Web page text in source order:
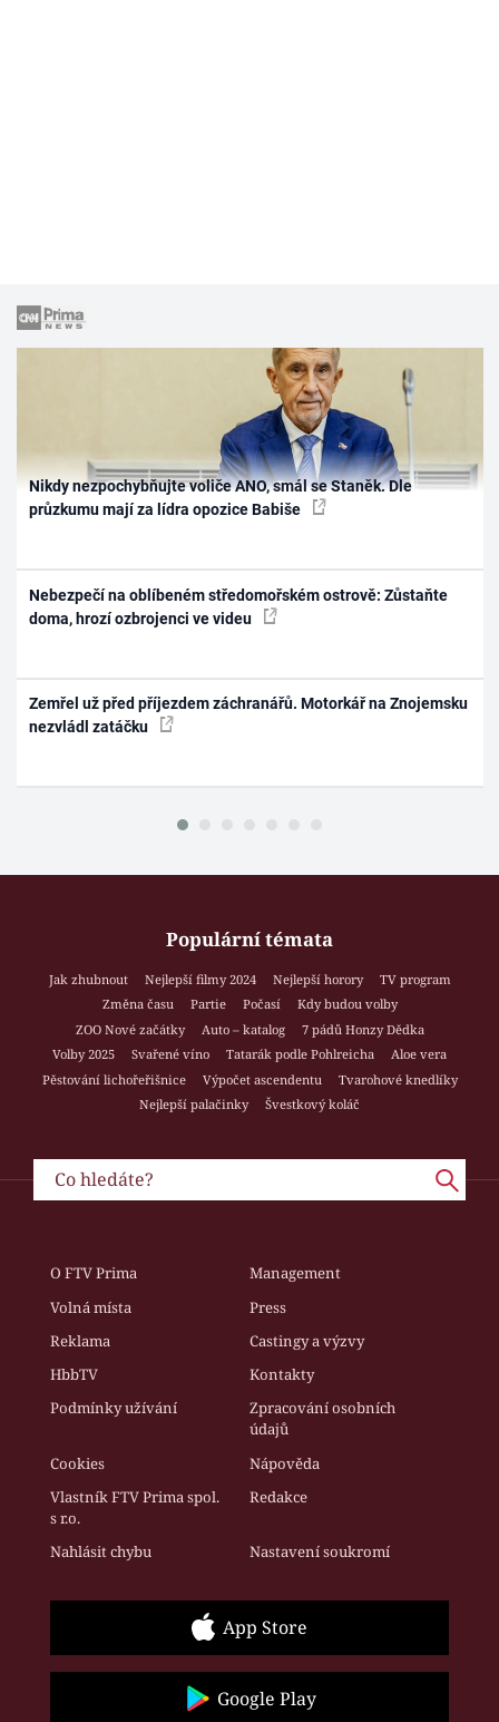
Nikdy nezpochybňujte voliče ANO, smál se Staněk. Dle
průzkumu mají za lídra opozice Babiše
Nebezpečí na oblíbeném středomořském ostrově: Zůstaňte
doma, hrozí ozbrojenci ve videu
Zemřel už před příjezdem záchranářů. Motorkář na Znojemsku
nezvládl zatáčku
Populární témata
Jak zhubnout Nejlepší filmy 2024 Nejlepší horory
TV program
Změna času
Partie Počasí
Kdy budou volby
ZOO Nové začátky
Auto – katalog
7 pádů Honzy Dědka
Volby 2025
Svařené víno Tatarák podle Pohlreicha
Aloe vera
Pěstování lichořeřišnice
Výpočet ascendentu
Tvarohové knedlíky
Nejlepší palačinky
Švestkový koláč
O FTV Prima
Management
Volná místa
Press
Reklama
Castingy a výzvy
HbbTV
Kontakty
Podmínky užívání
Zpracování osobních
údajů
Cookies
Nápověda
Vlastník FTV Prima spol.
s r.o.
Redakce
Nahlásit chybu Nastavení soukromí
App Store
Google Play